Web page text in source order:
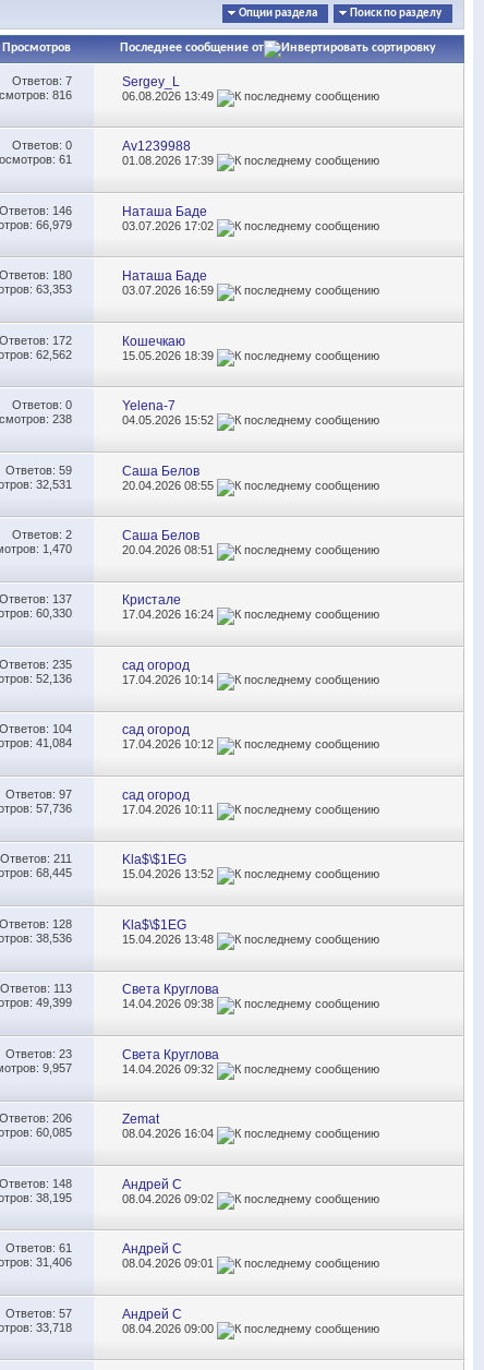
Опции раздела Поиск по разделу
Просмотров Последнее сообщение от
Ответов: 7
816
Sergey_L
06.08.2026 13:49
Ответов: 0
61
Av1239988
01.08.2026 17:39
Ответов: 146
66,979
Наташа Баде
03.07.2026 17:02
Ответов: 180
63,353
Наташа Баде
03.07.2026 16:59
Ответов: 172
62,562
Кошечкаю
15.05.2026 18:39
Ответов: 0
238
Yelena-7
04.05.2026 15:52
Ответов: 59
32,531
Саша Белов
20.04.202608:55
Ответов: 2
1,470
Саша Белов
20.04.202608:51
Ответов: 137
60,330
Кристале
17.04.202616:24
Ответов: 235
52,136
сад огород
17.04.2026 10:14
Ответов: 104
41,084
сад огород
17.04.202610:12
Ответов: 97
57,736
сад огород
17.04.2026 10:11
Ответов: 211
68,445
Kla$\$1EG
15.04.2026 13:52
Ответов: 128
38,536
Kla$\$1EG
15.04.2026 13:48
Ответов: 113
49,399
Света Круглова
14.04.202609:38
Ответов: 23
9,957
Света Круглова
14.04.202609:32
Ответов: 206
60,085
Zemat
08.04.2026 16:04
Ответов: 148
38,195
Андрей С
08.04.202609:02
Ответов: 61
31,406
Андрей С
08.04.202609:01
Ответов: 57
33,718
Андрей С
08.04.202609:00